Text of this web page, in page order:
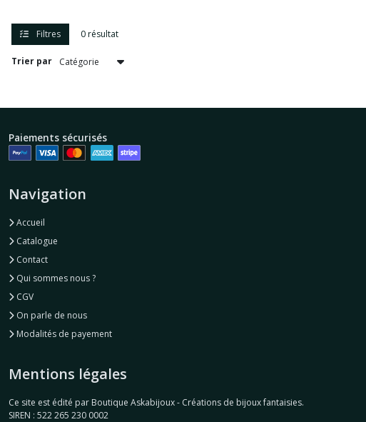
Filtres 0 résultat
Trier par
Paiements sécurisés
Navigation
Accueil
Catalogue
Contact
Qui sommes nous ?
CGV
On parle de nous
Modalités de payement
Mentions légales
Ce site est édité par Boutique Askabijoux - Créations de bijoux fantaisies.
SIREN : 522 265 230 0002